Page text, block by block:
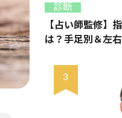
診断
【占い師監修】
は？手足別＆左